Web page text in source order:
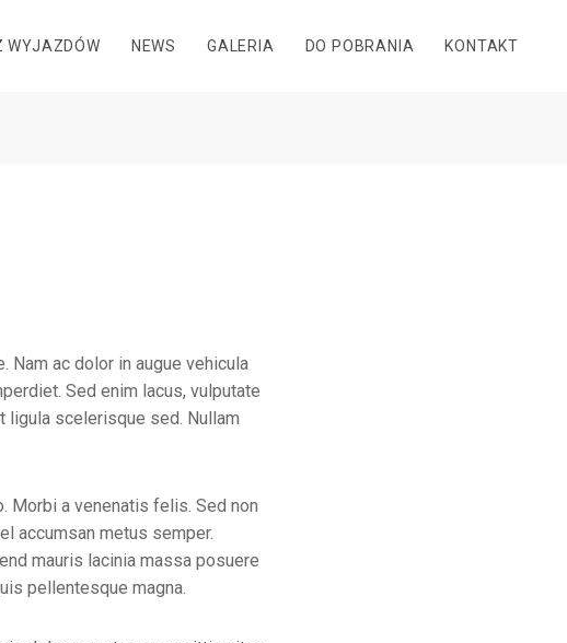
WYJAZDÓW NEWS GALERIA DO POBRANIA KONTAKT
ac dolor in augue vehicula
Sed enim lacus, vulputate
ligula scelerisque sed. Nullam
Morbi a venenatis felis. Sed non
accumsan metus semper.
mauris lacinia massa posuere
pellentesque magna.